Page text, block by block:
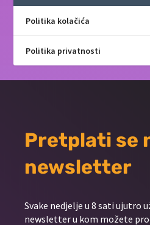
Politika kolačića
Politika privatnosti
Pretplati se
newsletter
Svake nedjelje u 8 sati ujutro
newsletter u kom možete